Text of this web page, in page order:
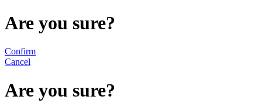
Are you sure?
Confirm
Cancel
Are you sure?